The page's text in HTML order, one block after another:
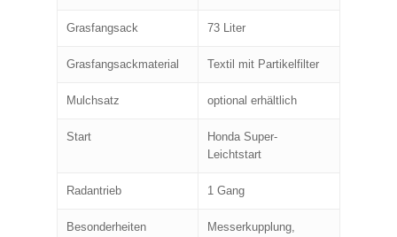
Grasfangsack 73 Liter
Grasfangsackmaterial Textil mit Partikelfilter
Mulchsatz optional erhältlich
Start
Honda Super-
Leichtstart
Radantrieb 1 Gang
Besonderheiten
Messerkupplung,